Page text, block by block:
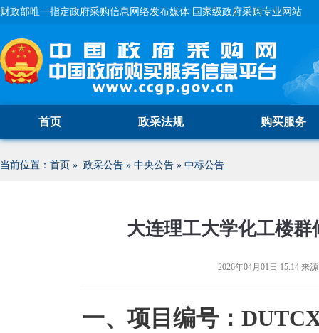
财政部唯一指定政府采购信息网络发布媒体 国家级政府采购专业网站
首页 政采法规 购买服务
当前位置： 首页 » 政采公告 » 中央公告 » 中标公告
大连理工大学化工楼
2026年04月01日 15:14 来
一、项目编号：